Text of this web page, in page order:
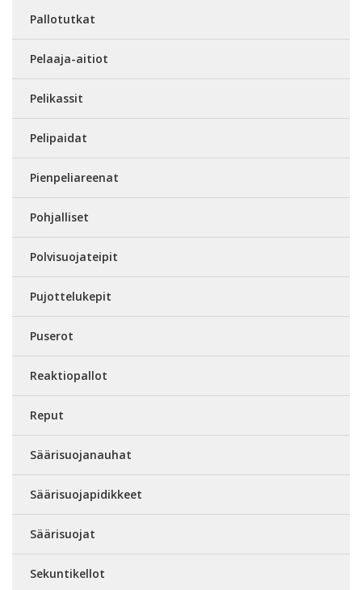
Pallotutkat
Pelaaja-aitiot
Pelikassit
Pelipaidat
Pienpeliareenat
Pohjalliset
Polvisuojateipit
Pujottelukepit
Puserot
Reaktiopallot
Reput
Säärisuojanauhat
Säärisuojapidikkeet
Säärisuojat
Sekuntikellot